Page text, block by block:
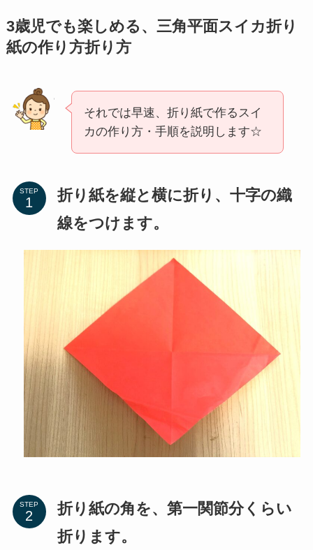
3歳児でも楽しめる、三角平面スイカ折り
紙の作り方折り方
それでは早速、折り紙で作るスイ
カの作り方・手順を説明します☆
STEP
折り紙を縦と横に折り、十字の織
線をつけます。
STEP
折り紙の角を、第一関節分くらい
折ります。